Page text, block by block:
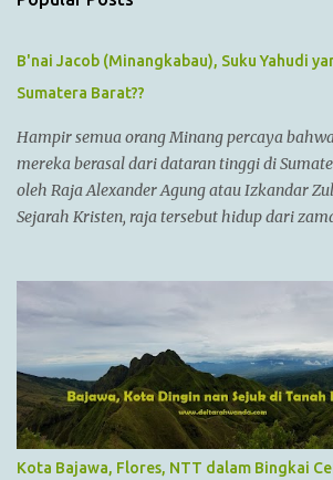
B'nai Jacob (Minangkabau), Suku Yahudi
Sumatera Barat??
Hampir semua orang Minang percaya
mereka berasal dari dataran tinggi di
oleh Raja Alexander Agung atau Izkandar
Sejarah Kristen, raja tersebut hidup dari
setiap pertempuran. Di zamannya, dia sudah
kebanyakan daerah yang sudah dikenal.
yang menyatukan kebanyakan kota2 di
dalam kepemerintahan Macedonian dalam
federasi yang disebut Persatuan Corinth
Alexander menguasai daerah2 termasuk
Kota Bajawa, Flores, NTT dalam Bingkai